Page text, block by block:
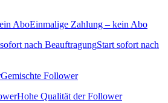
Einmalige Zahlung – kein Abo
Start sofort nach
Gemischte Follower
Hohe Qualität der Follower